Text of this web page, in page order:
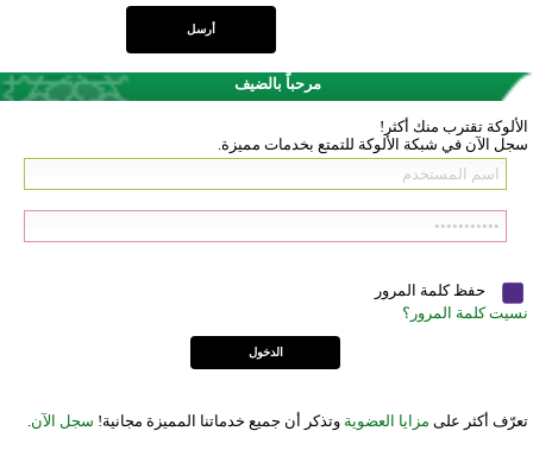
مرحباً بالضيف
الألوكة تقترب منك أكثر!
سجل الآن في شبكة الألوكة للتمتع بخدمات مميزة.
حفظ كلمة المرور
نسيت كلمة المرور؟
تعرّف أكثر على مزايا العضوية وتذكر أن جميع خدماتنا المميزة مجانية! سجل الآن